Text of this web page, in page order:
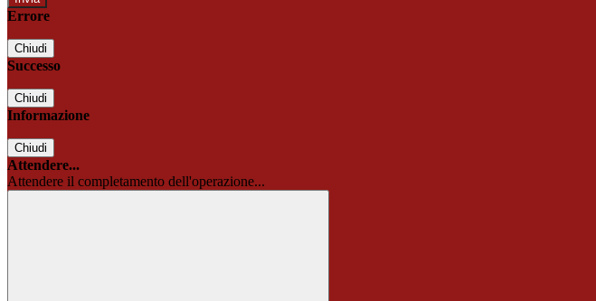
Errore
Chiudi
Successo
Chiudi
Informazione
Chiudi
Attendere...
Attendere il completamento dell'operazione...